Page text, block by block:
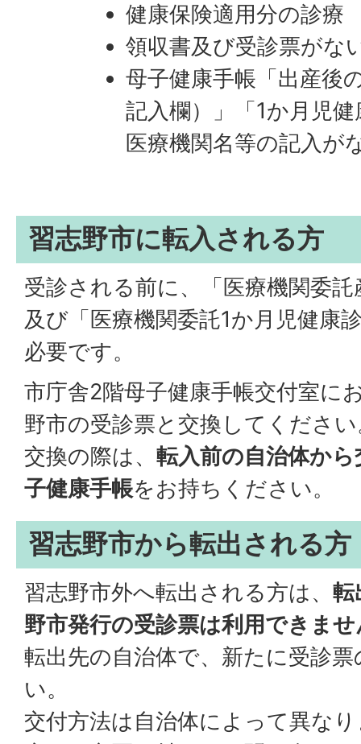
健康保険適用分の診療
領収書及び受診票がな
母子健康手帳「出産後
記入欄）」「1か月児
医療機関名等の記入が
習志野市に転入される方
受診される前に、「医療機関委
及び「医療機関委託1か月児健康
必要です。
市庁舎2階母子健康手帳交付室に
野市の受診票と交換してくださ
交換の際は、 転入前の自治体か
子健康手帳をお持ちください。
習志野市から転出される方
習志野市外へ転出される方は、 転
野市発行の受診票は利用できま
転出先の自治体で、新たに受診
い。
交付方法は自治体によって異な